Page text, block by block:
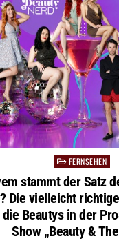
Posted
in
FERNSEHEN
stammt der Satz
Die vielleicht
Beautys in der
Show „Beauty &